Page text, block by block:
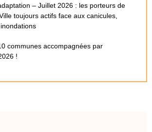
– Juillet 2026 : les porteurs de
toujours actifs face aux canicules,
communes accompagnées par
!